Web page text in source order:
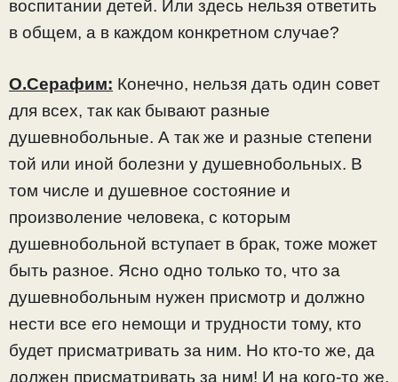
воспитании детей. Или здесь нельзя ответить
в общем, а в каждом конкретном случае?
О.Серафим: Конечно, нельзя дать один совет
для всех, так как бывают разные
душевнобольные. А так же и разные степени
той или иной болезни у душевнобольных. В
том числе и душевное состояние и
произволение человека, с которым
душевнобольной вступает в брак, тоже может
быть разное. Ясно одно только то, что за
душевнобольным нужен присмотр и должно
нести все его немощи и трудности тому, кто
будет присматривать за ним. Но кто-то же, да
должен присматривать за ним! И на кого-то же,